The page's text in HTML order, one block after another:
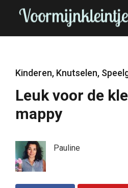
Kinderen, Knutselen,
Leuk voor de
mappy
Pauline